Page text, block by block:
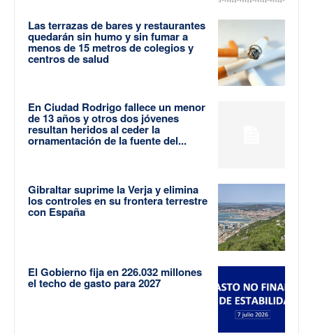
Las terrazas de bares y restaurantes
quedarán sin humo y sin fumar a
menos de 15 metros de colegios y
centros de salud
En Ciudad Rodrigo fallece un menor
de 13 años y otros dos jóvenes
resultan heridos al ceder la
ornamentación de la fuente del...
Gibraltar suprime la Verja y elimina
los controles en su frontera terrestre
con España
El Gobierno fija en 226.032 millones
el techo de gasto para 2027